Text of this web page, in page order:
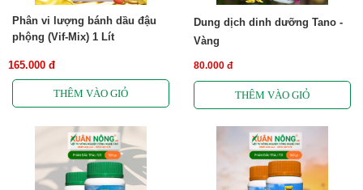
Phân vi lượng bánh dầu đậu
phộng (Vif-Mix) 1 Lít
165.000 đ
Dung dịch dinh dưỡng Tano -
Vàng
80.000 đ